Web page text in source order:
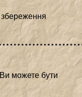
збереження
можете бути